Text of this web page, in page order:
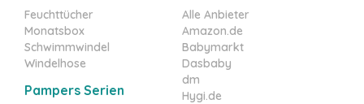
Feuchttücher
Monatsbox
Schwimmwindel
Windelhose
Pampers Serien
Alle Anbieter
Amazon.de
Babymarkt
Dasbaby
dm
Hygi.de